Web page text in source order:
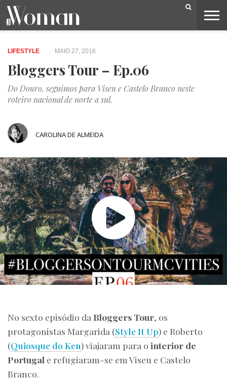
BELEZA
CAPA
LIFESTYLE
MODA
OPINIÃO
PESSOAS
SOCIEDADE
VIDEOS
LIFESTYLE MAIO 27, 2016
Bloggers Tour – Ep.06
Do Douro, seguimos para Viseu e Castelo Branco neste
roteiro nacional de norte a sul.
CAROLINA DE ALMEIDA
No sexto episódio da Bloggers Tour, os
protagonistas Margarida (Style It Up) e Roberto
(Quiosque do Ken) viajaram para o interior de
Portugal e refugiaram-se em Viseu e Castelo
Branco.